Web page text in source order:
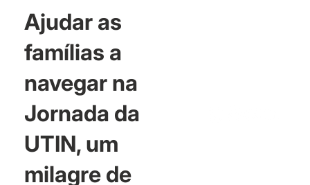
Ajudar as
famílias a
navegar na
Jornada da
UTIN, um
milagre de